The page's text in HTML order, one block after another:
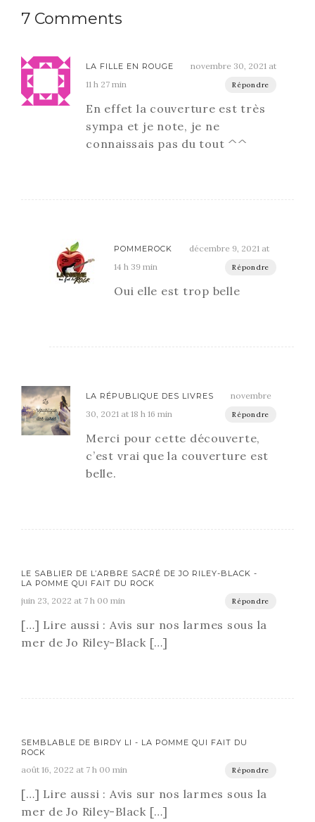
7 Comments
LA FILLE EN ROUGE
novembre 30, 2021 at
11 h 27 min
Répondre
En effet la couverture est très
sympa et je note, je ne
connaissais pas du tout ^^
POMMEROCK
décembre 9, 2021 at
14 h 39 min
Répondre
Oui elle est trop belle
LA RÉPUBLIQUE DES LIVRES
novembre
30, 2021 at 18 h 16 min
Répondre
Merci pour cette découverte,
c’est vrai que la couverture est
belle.
LE SABLIER DE L’ARBRE SACRÉ DE JO RILEY-BLACK -
LA POMME QUI FAIT DU ROCK
juin 23, 2022 at 7 h 00 min Répondre
[…] Lire aussi : Avis sur nos larmes sous la
mer de Jo Riley-Black […]
SEMBLABLE DE BIRDY LI - LA POMME QUI FAIT DU
ROCK
août 16, 2022 at 7 h 00 min Répondre
[…] Lire aussi : Avis sur nos larmes sous la
mer de Jo Riley-Black […]